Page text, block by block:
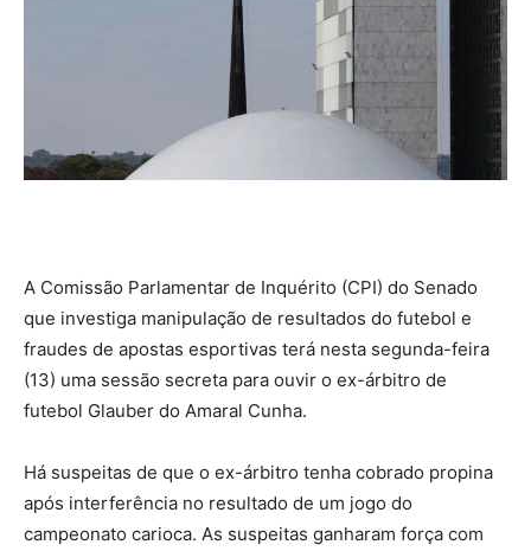
A Comissão Parlamentar de Inquérito (CPI) do Senado
que investiga manipulação de resultados do futebol e
fraudes de apostas esportivas terá nesta segunda-feira
(13) uma sessão secreta para ouvir o ex-árbitro de
futebol Glauber do Amaral Cunha.
Há suspeitas de que o ex-árbitro tenha cobrado propina
após interferência no resultado de um jogo do
campeonato carioca. As suspeitas ganharam força com